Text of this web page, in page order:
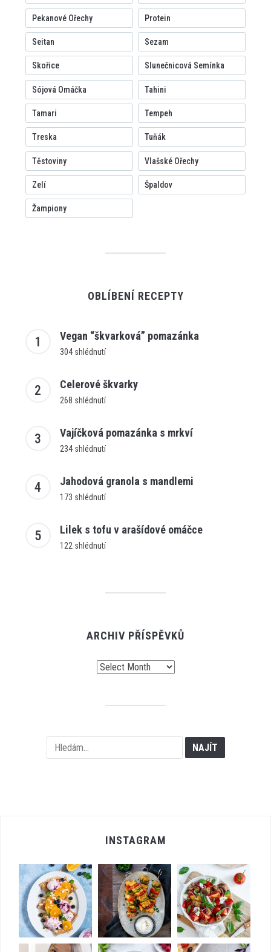
Pekanové Ořechy Protein
Seitan Sezam
Skořice Slunečnicová Semínka
Sójová Omáčka Tahini
Tamari Tempeh
Treska Tuňák
Těstoviny Vlašské Ořechy
Zelí Špaldov
Žampiony
OBLÍBENÍ RECEPTY
Vegan “škvarková” pomazánka
304 shlédnutí
Celerové škvarky
268 shlédnutí
Vajíčková pomazánka s mrkví
234 shlédnutí
Jahodová granola s mandlemi
173 shlédnutí
Lilek s tofu v arašídové omáčce
122 shlédnutí
ARCHIV PŘÍSPĚVKŮ
INSTAGRAM